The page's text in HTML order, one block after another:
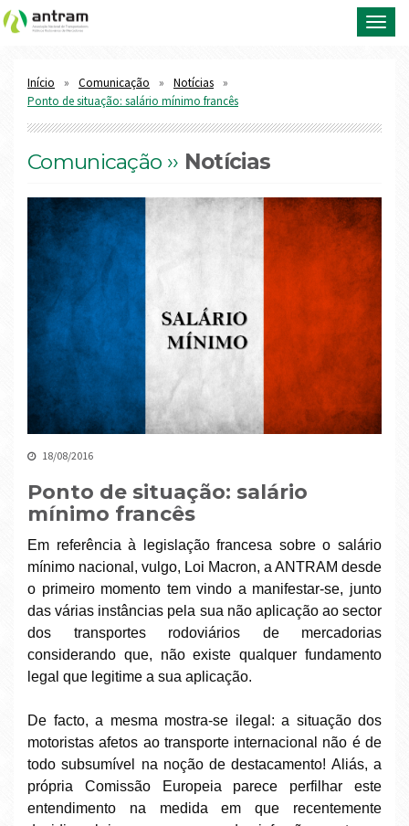
Início Comunicação
Notícias
Ponto de situação: salário mínimo francês
Comunicação ›› Notícias
18/08/2016
Ponto de situação: salário
mínimo francês
Em referência à legislação francesa sobre o salário
mínimo nacional, vulgo, Loi Macron, a ANTRAM desde
o primeiro momento tem vindo a manifestar-se, junto
das várias instâncias pela sua não aplicação ao sector
dos transportes rodoviários de mercadorias
considerando que, não existe qualquer fundamento
legal que legitime a sua aplicação.
De facto, a mesma mostra-se ilegal: a situação dos
motoristas afetos ao transporte internacional não é de
todo subsumível na noção de destacamento! Aliás, a
própria Comissão Europeia parece perfilhar este
entendimento na medida em que recentemente